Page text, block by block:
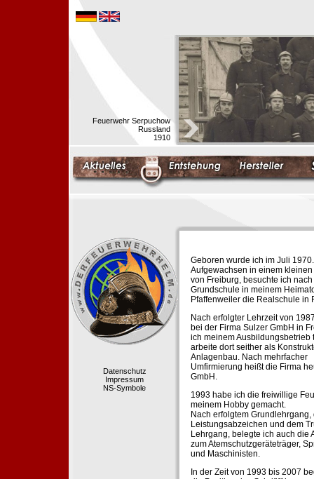
Feuerwehr Serpuchow
Russland
1910
Datenschutz
Impressum
NS-Symbole
Geboren wurde ich im Juli 1970.
Aufgewachsen in einem kleinen
von Freiburg, besuchte ich nach
Grundschule in meinem
Pfaffenweiler die Realschule in
Nach erfolgter Lehrzeit von
bei der Firma Sulzer GmbH in
ich meinem Ausbildungsbetrieb
arbeite dort seither als
Anlagenbau. Nach mehrfacher
Umfirmierung heißt die Firma
GmbH.
1993 habe ich die freiwillige
meinem Hobby gemacht.
Nach erfolgtem Grundlehrgang,
Leistungsabzeichen und dem
Lehrgang, belegte ich auch die
zum Atemschutzgeräteträger,
und Maschinisten.
In der Zeit von 1993 bis 2007